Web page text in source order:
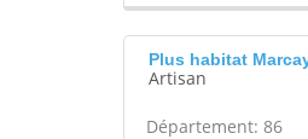
Plus habitat
Artisan
Département: 86